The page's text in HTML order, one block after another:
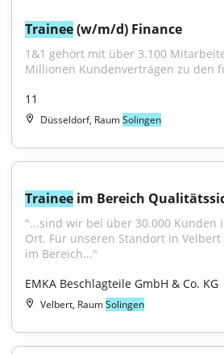
Trainee (w/m/d) Finance
1&1 gehört mit über 3.100
Millionen Kundenverträgen zu den
11
Düsseldorf, RaumSolingen
Trainee im Bereich
"...sind wir bei über 30.000 Kunden
Ort. Für unseren Standort in
im Bereich..."
EMKA Beschlagteile GmbH & Co. KG
Velbert, RaumSolingen